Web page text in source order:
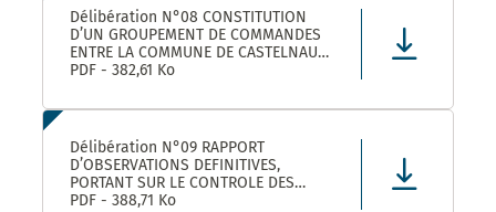
MATERIELS D’ENTRETIEN DES LOCAUX
– ADHÉS
Délibération N°08 CONSTITUTION
D’UN GROUPEMENT DE COMMANDES
ENTRE LA COMMUNE DE CASTELNAU-
LE-LEZ, LE CENTRE COMMUNAL
LEZ ET SES ETABLISSEMENTS
LIVRAISON ET LA GESTION DE TITRES
RESTAURANT E
PDF - 382,61 Ko
Délibération N°09 RAPPORT
D’OBSERVATIONS DEFINITIVES,
PORTANT SUR LE CONTROLE DES
COMPTES ET DE LA GESTION DE
PDF - 388,71 Ko